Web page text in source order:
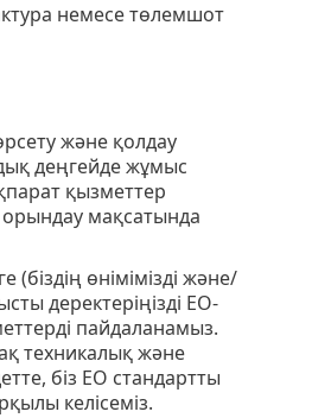
немесе төлемшот
және қолдау
деңгейде жұмыс
қызметтер
мақсатында
(біздің өнімімізді және/
деректеріңізді ЕО-
пайдаланамыз.
техникалық және
біз ЕО стандартты
келісеміз.